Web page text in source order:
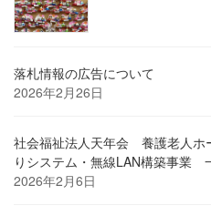
落札情報の広告について
2026年2月26日
社会福祉法人天年会 養護老人ホ
りシステム・無線LAN構築事業
2026年2月6日